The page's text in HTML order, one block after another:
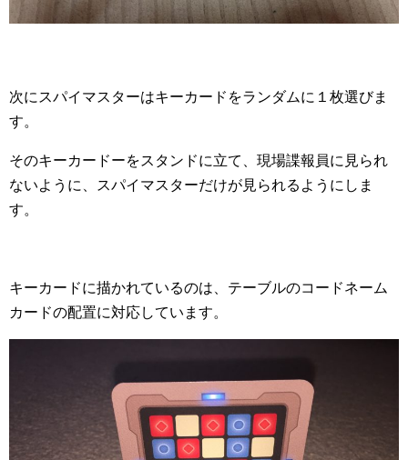
次にスパイマスターはキーカードをランダムに１枚選びま
す。
そのキーカードーをスタンドに立て、現場諜報員に見られ
ないように、スパイマスターだけが見られるようにしま
す。
キーカードに描かれているのは、テーブルのコードネーム
カードの配置に対応しています。